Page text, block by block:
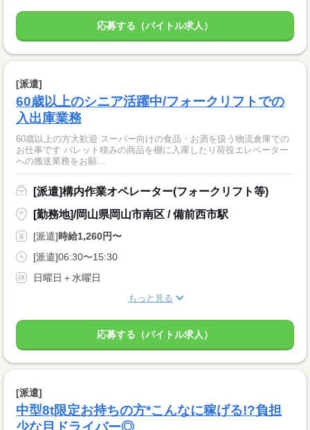
応募する（バイトル求人）
[派遣]
60歳以上のシニア活躍中/フォークリフトでの
入出庫業務
60歳以上の方大歓迎 スーパー向けの食品・お酒を扱う物流倉庫での
お仕事です パレット積みの商品を棚に入庫したり荷役エレベーター
への搬送業務をお願...
[派遣]構内作業オペレーター(フォークリフト等)
[勤務地]/岡山県岡山市南区 / 備前西市駅
[派遣]時給1,260円〜
[派遣]06:30〜15:30
日曜日＋水曜日
もっと見る
応募する（バイトル求人）
[派遣]
中型8t限定お持ちの方*こんなに稼げる!?負担
少な目ドライバー◎